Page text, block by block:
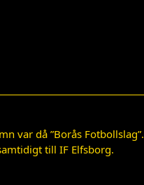
var då ”Borås Fotbollslag”.
till IF Elfsborg.